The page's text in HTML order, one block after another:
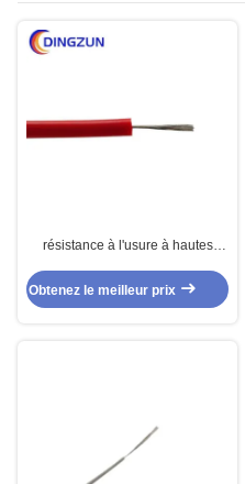
résistance à l'usure à hautes
tension supplémentaire de
100KVDC Agg
Obtenez le meilleur prix